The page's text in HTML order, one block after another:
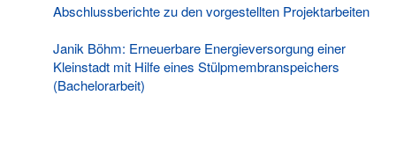
Abschlussberichte zu den vorgestellten Projektarbeiten
Janik Böhm: Erneuerbare Energieversorgung einer
Kleinstadt mit Hilfe eines Stülpmembranspeichers
(Bachelorarbeit)